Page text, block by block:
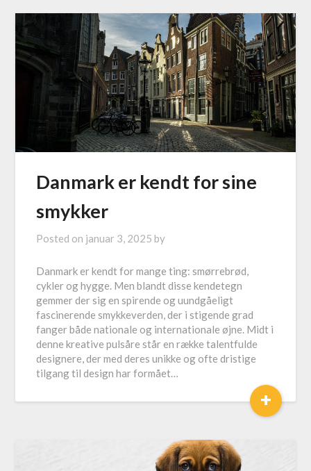
Danmark er kendt for sine
smykker
Posted on januar 3, 2025 by
Danmark er kendt for mange ting: smørrebrød,
cykler og hygge. Men blandt disse kendetegn
gemmer der sig en spirende og uundgåeligt
fascinerende smykkeverden, der i stigende grad
fanger både nationale og internationale øjne. Midt i
denne kreative pulsåre står en række talentfulde
designere, der med deres unikke og ofte dristige
tilgang til design har formået…
+